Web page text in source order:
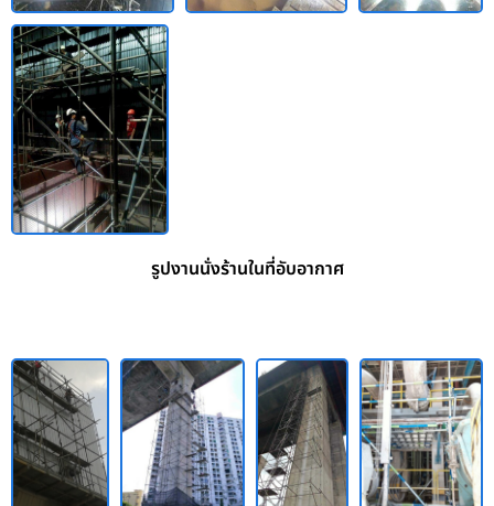
รูปงานนั่งร้านในที่อับอากาศ